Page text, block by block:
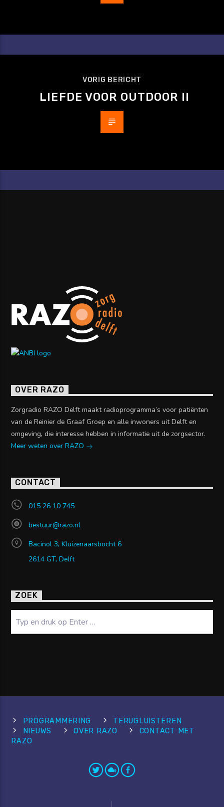
VORIG BERICHT
LIEFDE VOOR OUTDOOR II
OVER RAZO
Zorgradio RAZO Delft maakt radioprogramma’s voor patiënten
van de Reinier de Graaf Groep en alle inwoners uit Delft en
omgeving, die interesse hebben in informatie uit de zorgsector.
Meer weten over RAZO
CONTACT
015 26 10 745
bestuur@razo.nl
Bacinol 3, Kluizenaarsbocht 6
2614 GT, Delft
ZOEK
PROGRAMMERING
TERUGLUISTEREN
NIEUWS
OVER RAZO
CONTACT MET
RAZO